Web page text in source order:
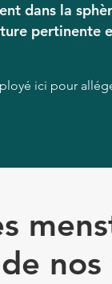
dans la
pertinente
ici pour